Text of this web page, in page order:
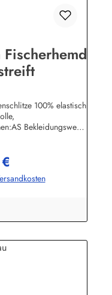
100% elastisch
Bekleidungswerk